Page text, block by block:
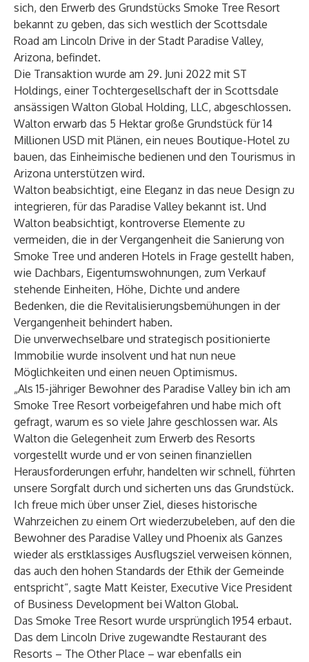
sich, den Erwerb des Grundstücks Smoke Tree Resort
bekannt zu geben, das sich westlich der Scottsdale
Road am Lincoln Drive in der Stadt Paradise Valley,
Arizona, befindet.
Die Transaktion wurde am 29. Juni 2022 mit ST
Holdings, einer Tochtergesellschaft der in Scottsdale
ansässigen Walton Global Holding, LLC, abgeschlossen.
Walton erwarb das 5 Hektar große Grundstück für 14
Millionen USD mit Plänen, ein neues Boutique-Hotel zu
bauen, das Einheimische bedienen und den Tourismus in
Arizona unterstützen wird.
Walton beabsichtigt, eine Eleganz in das neue Design zu
integrieren, für das Paradise Valley bekannt ist. Und
Walton beabsichtigt, kontroverse Elemente zu
vermeiden, die in der Vergangenheit die Sanierung von
Smoke Tree und anderen Hotels in Frage gestellt haben,
wie Dachbars, Eigentumswohnungen, zum Verkauf
stehende Einheiten, Höhe, Dichte und andere
Bedenken, die die Revitalisierungsbemühungen in der
Vergangenheit behindert haben.
Die unverwechselbare und strategisch positionierte
Immobilie wurde insolvent und hat nun neue
Möglichkeiten und einen neuen Optimismus.
„Als 15-jähriger Bewohner des Paradise Valley bin ich am
Smoke Tree Resort vorbeigefahren und habe mich oft
gefragt, warum es so viele Jahre geschlossen war. Als
Walton die Gelegenheit zum Erwerb des Resorts
vorgestellt wurde und er von seinen finanziellen
Herausforderungen erfuhr, handelten wir schnell, führten
unsere Sorgfalt durch und sicherten uns das Grundstück.
Ich freue mich über unser Ziel, dieses historische
Wahrzeichen zu einem Ort wiederzubeleben, auf den die
Bewohner des Paradise Valley und Phoenix als Ganzes
wieder als erstklassiges Ausflugsziel verweisen können,
das auch den hohen Standards der Ethik der Gemeinde
entspricht“, sagte Matt Keister, Executive Vice President
of Business Development bei Walton Global.
Das Smoke Tree Resort wurde ursprünglich 1954 erbaut.
Das dem Lincoln Drive zugewandte Restaurant des
Resorts – The Other Place – war ebenfalls ein